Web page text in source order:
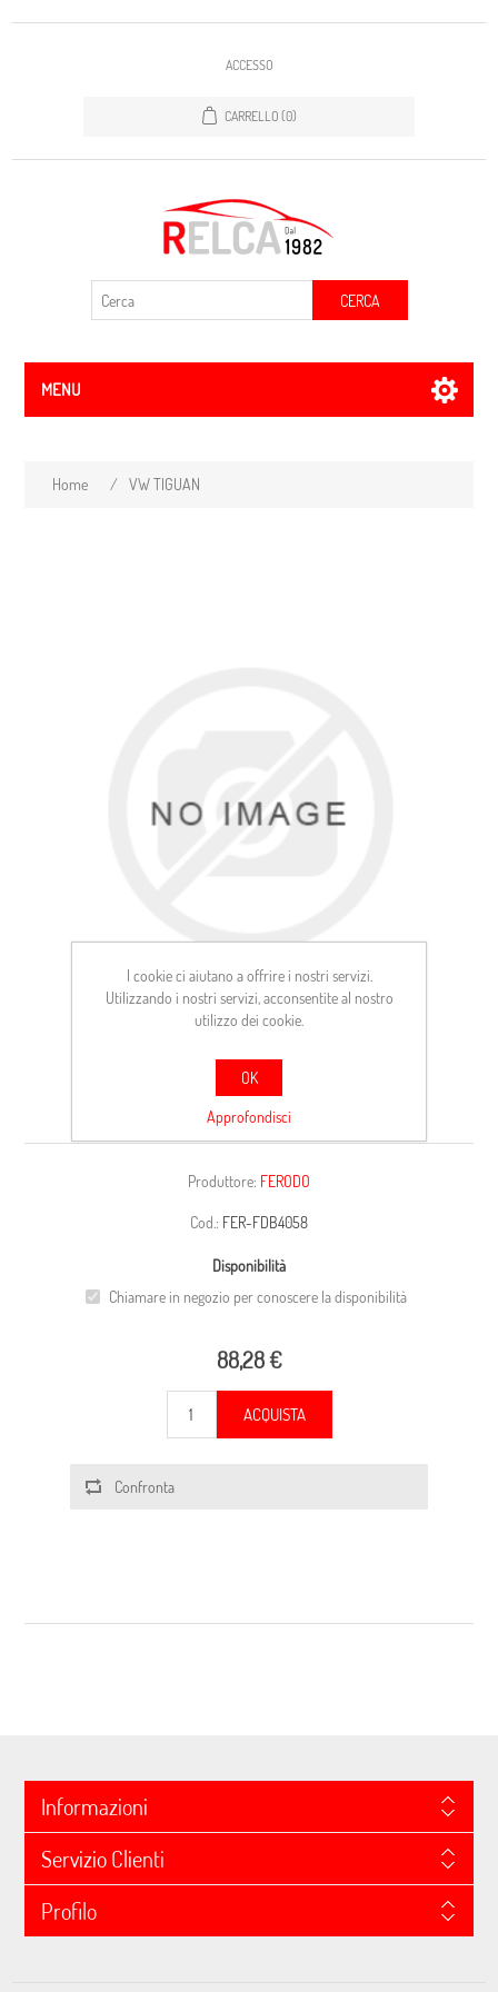
ACCESSO
CARRELLO (0)
CERCA
MENU
Home / VW TIGUAN
VW TIGUAN
Produttore: FERODO
Cod.: FER-FDB4058
Disponibilità
Chiamare in negozio per conoscere la disponibilità
88,28 €
ACQUISTA
Confronta
Informazioni
Servizio Clienti
Profilo
I cookie ci aiutano a offrire i nostri servizi.
Utilizzando i nostri servizi, acconsentite al nostro
utilizzo dei cookie.
OK
Approfondisci